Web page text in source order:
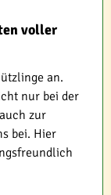
voller
an.
nur bei der
zur
bei. Hier